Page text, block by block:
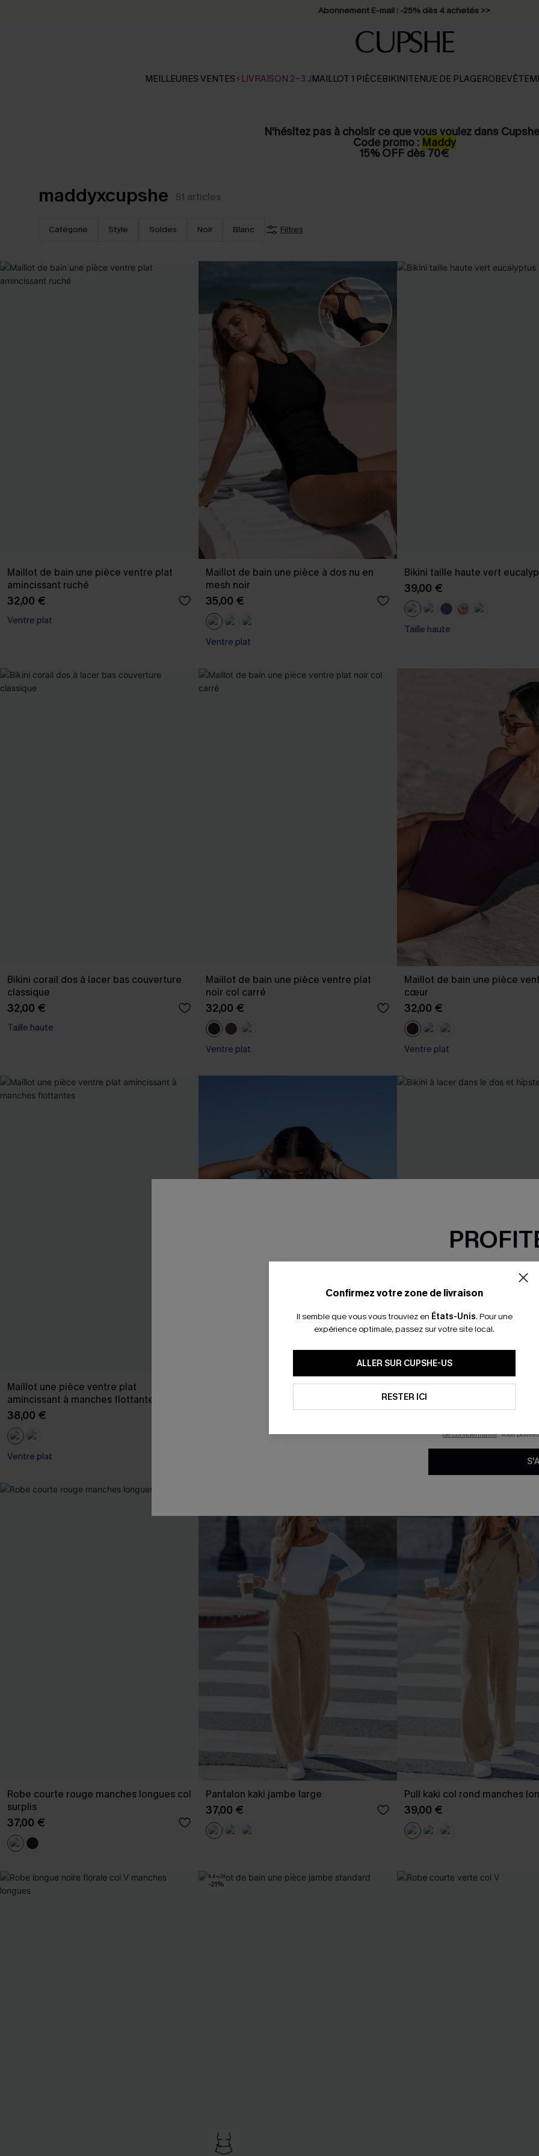
Abonnement E-mail : -25% dès 4 achetés >>
MEILLEURES VENTES⚡LIVRAISON 2-3 JMAILLOT 1 PIÈCEBIKINITENUE DE PLAGEROBE
N'hésitez pas à choisir ce que vous voulez dans
Code promo : Maddy
15% OFF dès 70€
maddyxcupshe 51 articles
Catégorie Style Soldes Noir Blanc Filtres
Maillot de bain une pièce ventre plat
amincissant ruché
32,00 €
Ventre plat
Maillot de bain une pièce à dos nu en
mesh noir
35,00 €
Ventre plat
Bikini taille haute vert
39,00 €
Taille haute
Bikini corail dos à lacer bas couverture
classique
32,00 €
Taille haute
Maillot de bain une pièce ventre plat
noir col carré
32,00 €
Ventre plat
Maillot de bain une pièce
cœur
32,00 €
Ventre plat
Maillot une pièce ventre plat
amincissant à manches flottantes
38,00 €
Ventre plat
Maillot de bain une pièce amincissant à
Bikini à lacer dans le dos et
32,00 €
Robe courte rouge manches longues col
surplis
37,00 €
Pantalon kaki jambe large
37,00 €
Pull kaki col rond manches
39,00 €
-21%
Confirmez votre zone de livraison
Il semble que vous vous trouviez en États-Unis. Pour une
expérience optimale, passez sur votre site local.
ALLER SUR CUPSHE-US
RESTER ICI
-15% dès 2
*Un code par
En soumettant votre adresse
mails marketing (y compris
reconnaissez avoir pris
pouvons utiliser les données
technologies de suivi, telles
savoir si ceux-ci ont été
personnaliser nos contenus
produits susceptibles de
de confidentialité. Vous